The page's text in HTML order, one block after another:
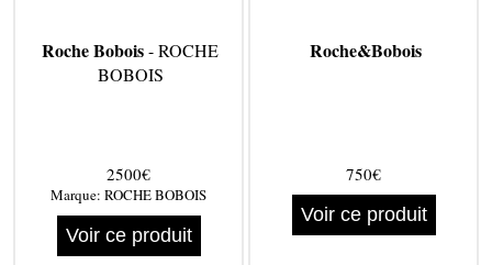
Roche Bobois- ROCHE
BOBOIS
2500€
Marque: ROCHE BOBOIS
Voir ce produit
Roche&Bobois
750€
Voir ce produit